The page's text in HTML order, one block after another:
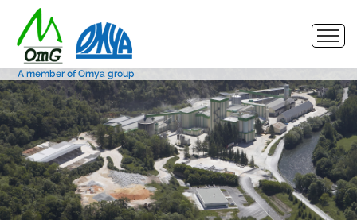
Site de production
Nos produits
Marchés